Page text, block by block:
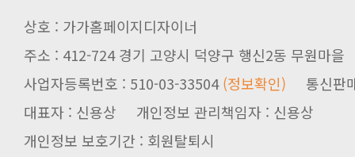
상호 : 가가홈페이지디자이너
주소 : 412-724 경기 고양시 덕양구 행신2동 무원마을
사업자등록번호 : 510-03-33504(정보확인) 통신판
대표자 : 신용상 개인정보 관리책임자 : 신용상
개인정보 보호기간 : 회원탈퇴시